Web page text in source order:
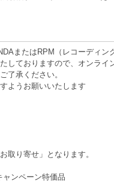
またはRPM（レコーディン
しておりますので、オンライ
了承ください。
ようお願いいたします
取り寄せ」となります。
ンペーン特価品